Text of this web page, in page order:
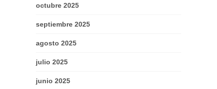
octubre 2025
septiembre 2025
agosto 2025
julio 2025
junio 2025